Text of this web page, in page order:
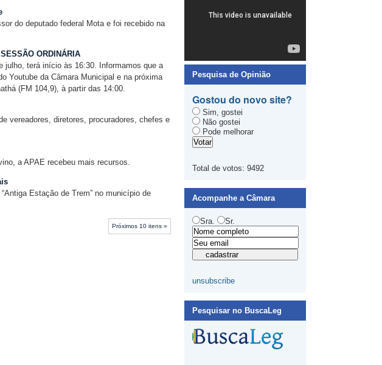
do deputado federal Mota e foi recebido na
ORDINÁRIA
julho, terá início às 16:30. Informamos que a
Youtube da Câmara Municipal e na próxima
(FM 104,9), à partir das 14:00.
vereadores, diretores, procuradores, chefes e
a APAE recebeu mais recursos.
Estação de Trem” no município de
Próximos 10 itens »
Pesquisa de Opinião
Gostou do novo site?
Sim, gostei
Não gostei
Pode melhorar
Total de votos: 9492
Acompanhe a Câmara
Sra. Sr.
unsubscribe
Pesquisar no BuscaLeg